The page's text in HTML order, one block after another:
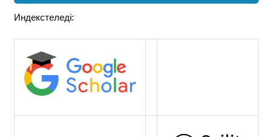
Индекстеледі: